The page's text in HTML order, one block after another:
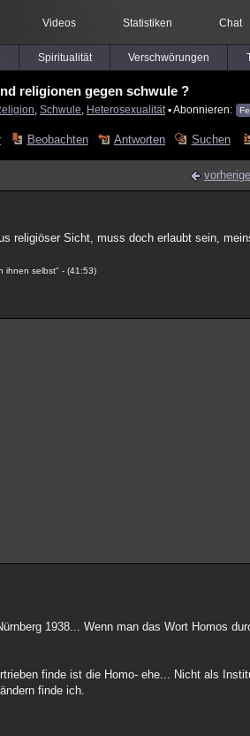
Videos Statistiken Chat
Spiritualität Verschwörungen
religionen gegen schwule ?
Schwule Heterosexualität ▪ Abonnieren:
Beobachten Antworten Suchen
vorherige
religiöser Sicht, muss doch erlaubt sein,
ihnen selbst" - (41:53)
1938... Wenn man das Wort Homos
finde ist die Homo- ehe... Nicht als
finde ich.